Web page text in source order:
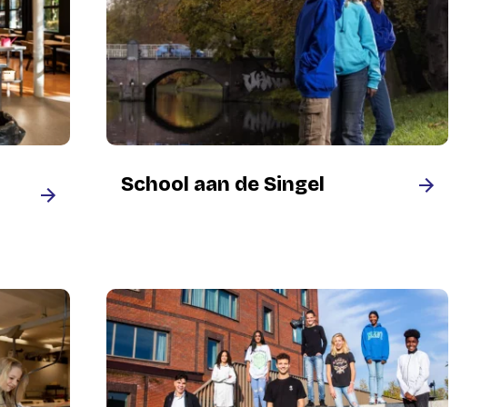
School aan de Singel